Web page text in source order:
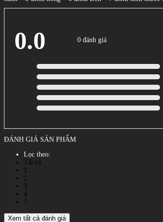
0.0 0 đánh giá
ĐÁNH GIÁ SẢN PHẨM
Lọc theo:
Tất cả
2
3
4
5
Xem tất cả đánh giá